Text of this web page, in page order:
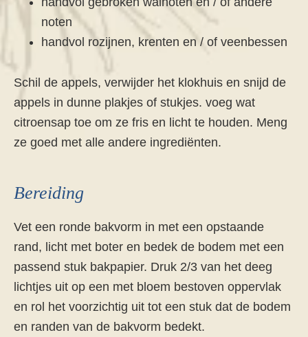
noten
handvol rozijnen, krenten en / of veenbessen
Schil de appels, verwijder het klokhuis en snijd de
appels in dunne plakjes of stukjes. voeg wat
citroensap toe om ze fris en licht te houden. Meng
ze goed met alle andere ingrediënten.
Bereiding
Vet een ronde bakvorm in met een opstaande
rand, licht met boter en bedek de bodem met een
passend stuk bakpapier. Druk 2/3 van het deeg
lichtjes uit op een met bloem bestoven oppervlak
en rol het voorzichtig uit tot een stuk dat de bodem
en randen van de bakvorm bedekt.